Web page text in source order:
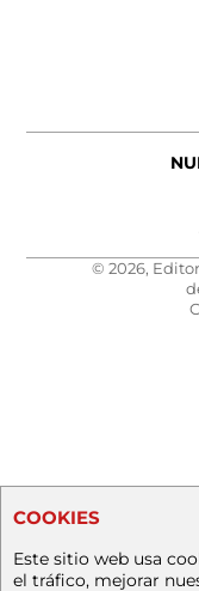
© 2026,
COOKIES
Este sitio web usa
el tráfico, mejorar